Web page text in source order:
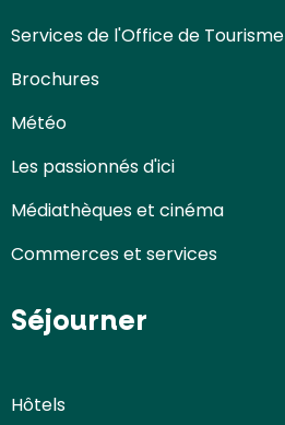
Services de l'Office de Tourisme
Brochures
Météo
Les passionnés d'ici
Médiathèques et cinéma
Commerces et services
Séjourner
Hôtels